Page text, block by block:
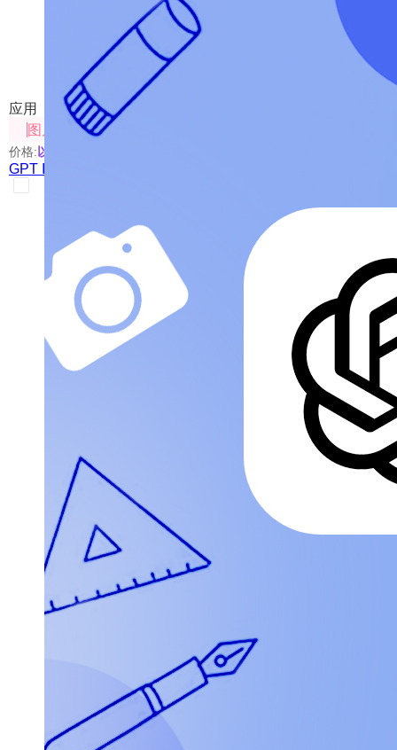
GPT Image 2 Canvas
通过GPT Image 2 模型对图像进行生成，编辑，包括标
应用
图片处理
价格:以具体使用的模型为准
GPT Image 2 Canvas